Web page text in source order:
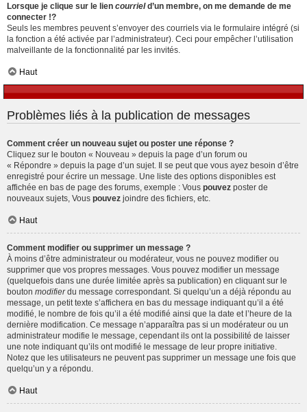
Lorsque je clique sur le lien courrield’un membre, on me demande de me
connecter !?
Seuls les membres peuvent s’envoyer des courriels via le formulaire intégré (si
la fonction a été activée par l’administrateur). Ceci pour empêcher l’utilisation
malveillante de la fonctionnalité par les invités.
Haut
Problèmes liés à la publication de messages
Comment créer un nouveau sujet ou poster une réponse ?
Cliquez sur le bouton « Nouveau » depuis la page d’un forum ou
« Répondre » depuis la page d’un sujet. Il se peut que vous ayez besoin d’être
enregistré pour écrire un message. Une liste des options disponibles est
affichée en bas de page des forums, exemple : Vous pouvez poster de
nouveaux sujets, Vous pouvez joindre des fichiers, etc.
Haut
Comment modifier ou supprimer un message ?
À moins d’être administrateur ou modérateur, vous ne pouvez modifier ou
supprimer que vos propres messages. Vous pouvez modifier un message
(quelquefois dans une durée limitée après sa publication) en cliquant sur le
bouton modifierdu message correspondant. Si quelqu’un a déjà répondu au
message, un petit texte s’affichera en bas du message indiquant qu’il a été
modifié, le nombre de fois qu’il a été modifié ainsi que la date et l’heure de la
dernière modification. Ce message n’apparaîtra pas si un modérateur ou un
administrateur modifie le message, cependant ils ont la possibilité de laisser
une note indiquant qu’ils ont modifié le message de leur propre initiative.
Notez que les utilisateurs ne peuvent pas supprimer un message une fois que
quelqu’un y a répondu.
Haut